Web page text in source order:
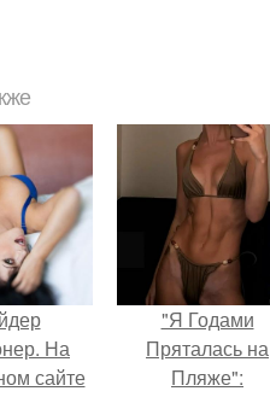
На
сайте
"Я Годами
Пряталась на
Пляже":